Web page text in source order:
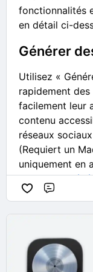
Modifiez vos
exactement
Localisez
formes
Utiliser
Numbers
Envoyez des
Numbers
l'aide de vos
dans vos
Retouchez
calques,
Améliorations
fonctionnalités
en détail ci-
Générer
Utilisez «
rapidement
facilement leur
contenu
réseaux
(Requiert un
uniquement en
Consultez
Masque
Le masque
ou d’améliorer
analyse